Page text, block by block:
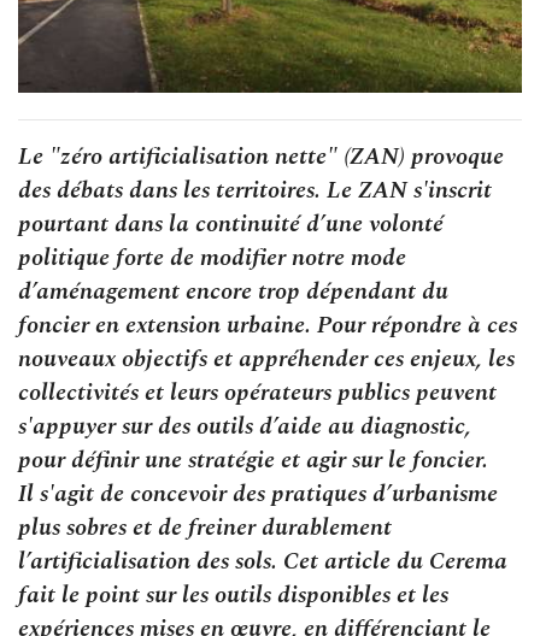
Le "zéro artificialisation nette" (ZAN) provoque
des débats dans les territoires. Le ZAN s'inscrit
pourtant dans la continuité d’une volonté
politique forte de modifier notre mode
d’aménagement encore trop dépendant du
foncier en extension urbaine. Pour répondre à ces
nouveaux objectifs et appréhender ces enjeux, les
collectivités et leurs opérateurs publics peuvent
s'appuyer sur des outils d’aide au diagnostic,
pour définir une stratégie et agir sur le foncier.
Il s'agit de concevoir des pratiques d’urbanisme
plus sobres et de freiner durablement
l’artificialisation des sols. Cet article du Cerema
fait le point sur les outils disponibles et les
expériences mises en œuvre, en différenciant le